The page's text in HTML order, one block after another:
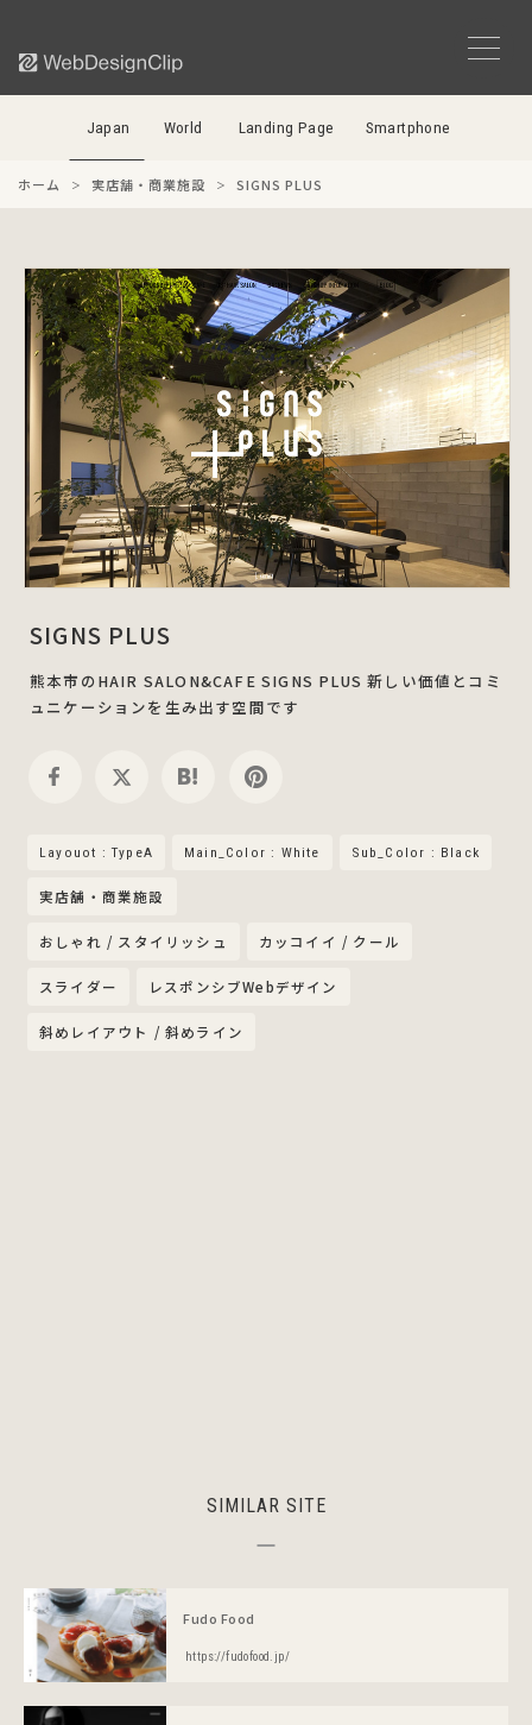
Japan World Landing Page Smartphone
ホーム 実店舗・商業施設 SIGNS PLUS
SIGNS PLUS
熊本市のHAIR SALON&CAFE SIGNS PLUS 新しい価値とコミ
ュニケーションを生み出す空間です
Layouot : TypeA Main_Color : White Sub_Color : Black
実店舗・商業施設
おしゃれ / スタイリッシュ カッコイイ / クール
スライダー レスポンシブWebデザイン
斜めレイアウト / 斜めライン
SIMILAR SITE
Fudo Food
https://fudofood.jp/